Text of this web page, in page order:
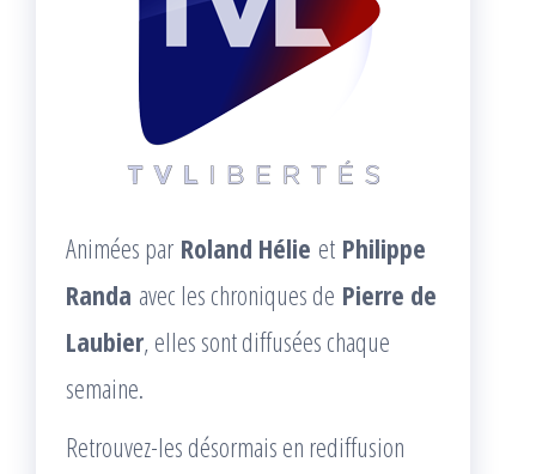
Animées par Roland Hélie et Philippe
Randa avec les chroniques de Pierre de
Laubier, elles sont diffusées chaque
semaine.
Retrouvez-les désormais en rediffusion